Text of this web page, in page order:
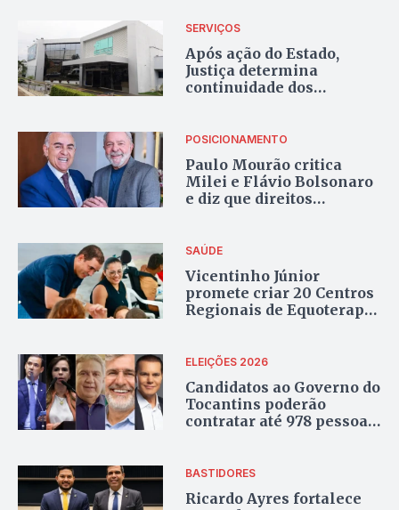
SERVIÇOS
Após ação do Estado,
Justiça determina
continuidade dos
POSICIONAMENTO
Paulo Mourão critica
Milei e Flávio Bolsonaro
e diz que direitos
SAÚDE
Vicentinho Júnior
promete criar 20 Centros
Regionais de Equoterapia
ELEIÇÕES 2026
Candidatos ao Governo do
Tocantins poderão
contratar até 978 pessoas
BASTIDORES
Ricardo Ayres fortalece